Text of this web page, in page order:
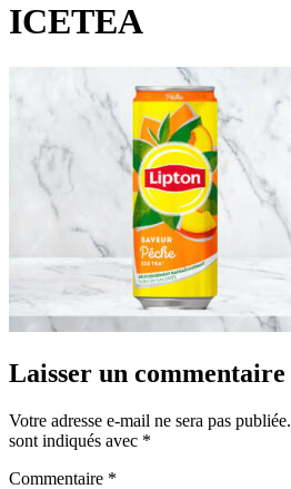
ICETEA
Laisser un commentaire
Votre adresse e-mail ne sera pas publiée.
sont indiqués avec *
Commentaire *